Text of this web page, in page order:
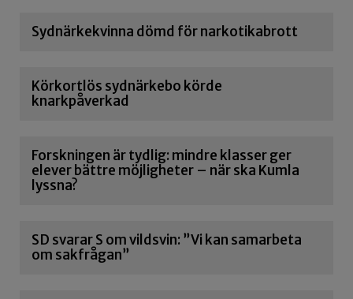
Sydnärkekvinna dömd för narkotikabrott
Körkortlös sydnärkebo körde
knarkpåverkad
Forskningen är tydlig: mindre klasser ger
elever bättre möjligheter – när ska Kumla
lyssna?
SD svarar S om vildsvin: ”Vi kan samarbeta
om sakfrågan”